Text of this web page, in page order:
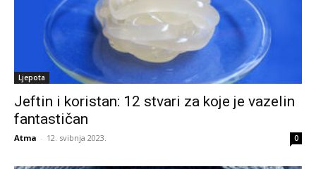
Ljepota
Jeftin i koristan: 12 stvari za koje je vazelin
fantastičan
Atma - 12. svibnja 2023. 0